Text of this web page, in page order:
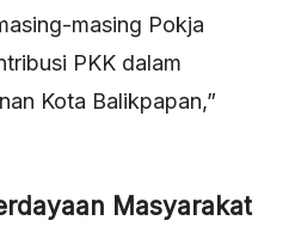
masing Pokja
PKK dalam
Kota Balikpapan,”
Masyarakat